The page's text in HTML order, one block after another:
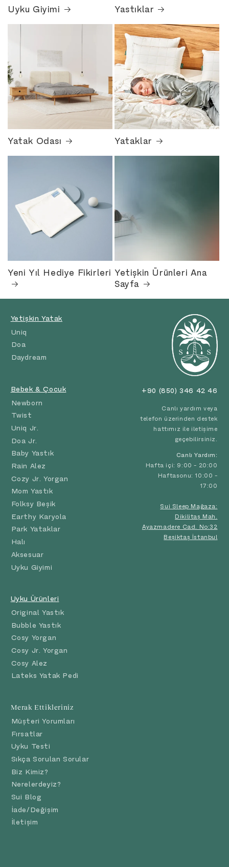
Uyku Giyimi Yastıklar
Yatak Odası Yataklar
Yeni Yıl Hediye Fikirleri Yetişkin Ürünleri Ana
Sayfa
+90 (850) 346 42 46
Canlı yardım veya
telefon üzerinden destek
hattımız ile iletişime
geçebilirsiniz.
Canlı Yardım:
Hafta içi: 9:00 - 20:00
Haftasonu: 10:00 -
17:00
Sui Sleep Mağaza:
Dikilitaş Mah.
Ayazmadere Cad. No:32
Beşiktaş İstanbul
Yetişkin Yatak
Uniq
Doa
Daydream
Bebek & Çocuk
Newborn
Twist
Uniq Jr.
Doa Jr.
Baby Yastık
Rain Alez
Cozy Jr. Yorgan
Mom Yastık
Folksy Beşik
Earthy Karyola
Park Yataklar
Halı
Aksesuar
Uyku Giyimi
Uyku Ürünleri
Original Yastık
Bubble Yastık
Cosy Yorgan
Cosy Jr. Yorgan
Cosy Alez
Lateks Yatak Pedi
Merak Ettikleriniz
Müşteri Yorumları
Fırsatlar
Uyku Testi
Sıkça Sorulan Sorular
Biz Kimiz?
Nerelerdeyiz?
Sui Blog
İade/Değişim
İletişim